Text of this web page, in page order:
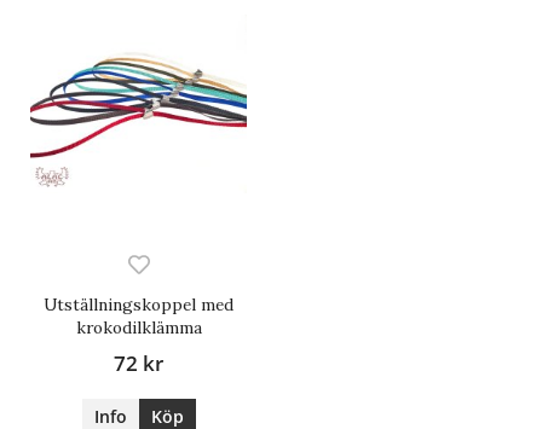
Utställningskoppel med
krokodilklämma
72 kr
Info Köp